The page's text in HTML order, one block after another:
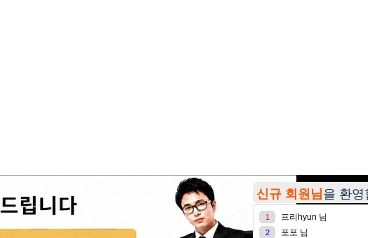
신규 회원님을 환영
1 프리hyun 님
2 포포 님